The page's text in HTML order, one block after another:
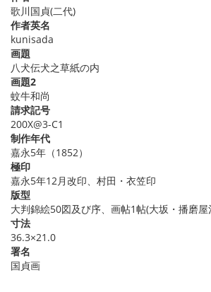
歌川国貞(二代)
作者英名
kunisada
画題
八犬伝犬之草紙の内
画題2
蚊牛和尚
請求記号
200X@3-C1
制作年代
嘉永5年（1852）
極印
嘉永5年12月改印、村田・衣笠印
版型
大判錦絵50図及び序、画帖1帖(大坂・播磨屋
寸法
36.3×21.0
署名
国貞画